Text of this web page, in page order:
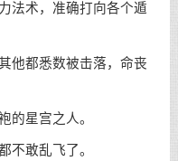
法术，准确打向各个遁
他都悉数被击落，命丧
的星宫之人。
不敢乱飞了。